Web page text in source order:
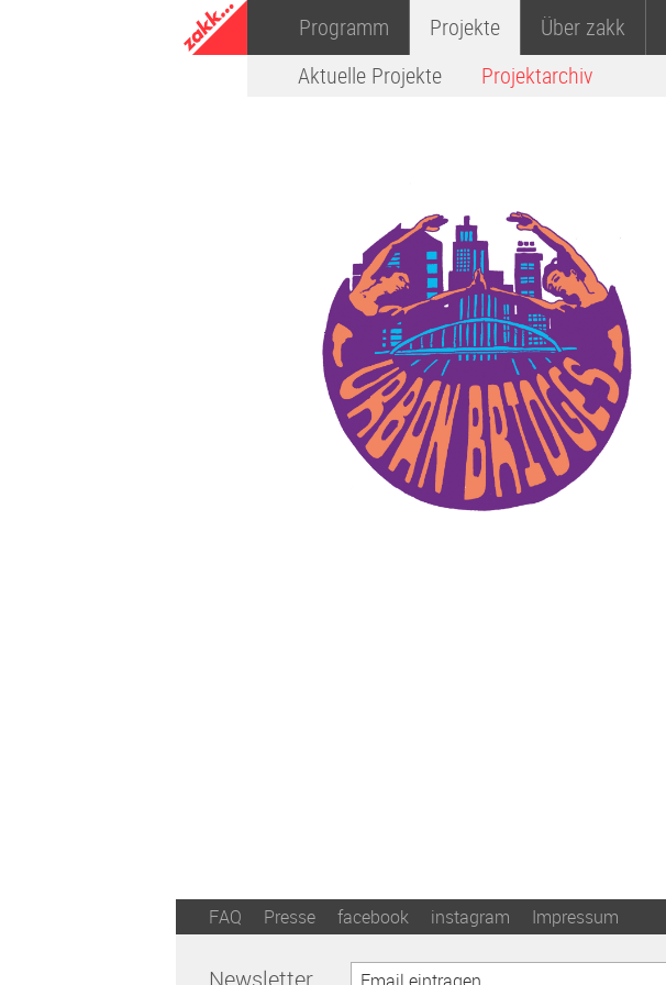
Programm
Projekte
Aktuelle Projekte
Projektarchiv
Über zakk
FAQ Presse facebook instagram Impressum
Newsletter